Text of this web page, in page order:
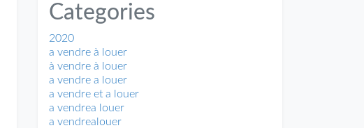
Categories
2020
a vendre à louer
à vendre à louer
a vendre a louer
a vendre et a louer
a vendrea louer
a vendrealouer